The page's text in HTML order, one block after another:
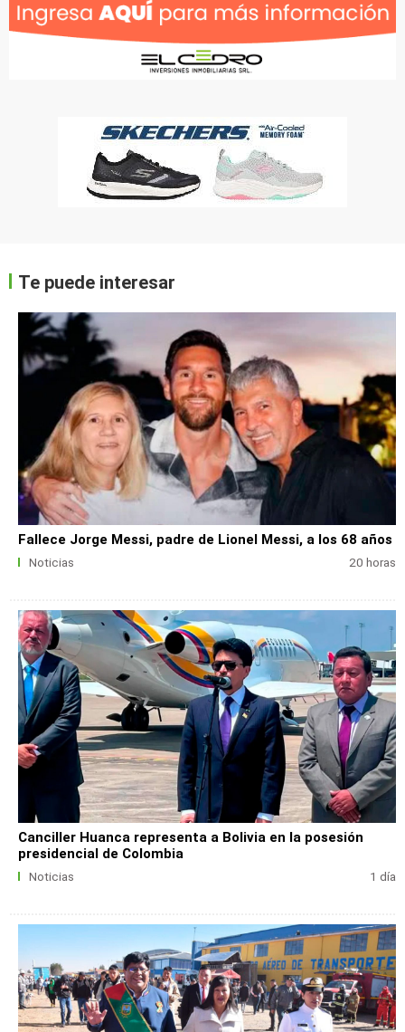
Te puede interesar
Fallece Jorge Messi, padre de Lionel Messi, a los 68 años
Noticias 20 horas
Canciller Huanca representa a Bolivia en la posesión
presidencial de Colombia
Noticias 1 día